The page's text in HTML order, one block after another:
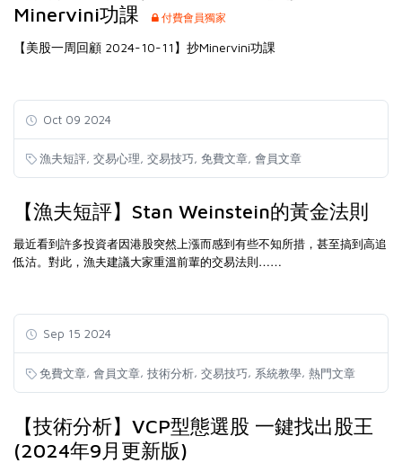
Minervini功課
付費會員獨家
【美股一周回顧 2024-10-11】抄Minervini功課
Oct 09 2024
漁夫短評 交易心理 交易技巧 免費文章 會員文章
【漁夫短評】Stan Weinstein的黃金法則
最近看到許多投資者因港股突然上漲而感到有些不知所措，甚至搞到高追
低沽。對此，漁夫建議大家重溫前輩的交易法則……
Sep 15 2024
免費文章, 會員文章, 技術分析, 交易技巧, 系統教學, 熱門文章
【技術分析】VCP型態選股 一鍵找出股王
(2024年9月更新版)